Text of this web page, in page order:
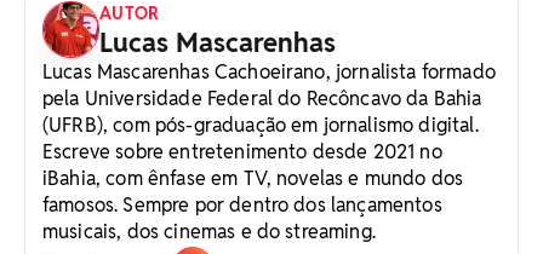
AUTOR
Lucas Mascarenhas
Lucas Mascarenhas Cachoeirano, jornalista formado
pela Universidade Federal do Recôncavo da Bahia
(UFRB), com pós-graduação em jornalismo digital.
Escreve sobre entretenimento desde 2021 no
iBahia, com ênfase em TV, novelas e mundo dos
famosos. Sempre por dentro dos lançamentos
musicais, dos cinemas e do streaming.